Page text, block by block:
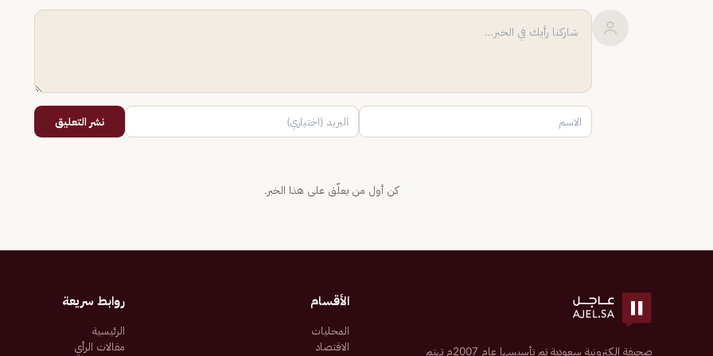
نشر التعليق
كن أول من يعلّق على هذا الخبر.
صحيفة إلكترونية سعودية تم تأسيسها عام 2007م تهتم
الأقسام
المحليات
الاقتصاد
روابط سريعة
الرئيسية
مقالات الرأي